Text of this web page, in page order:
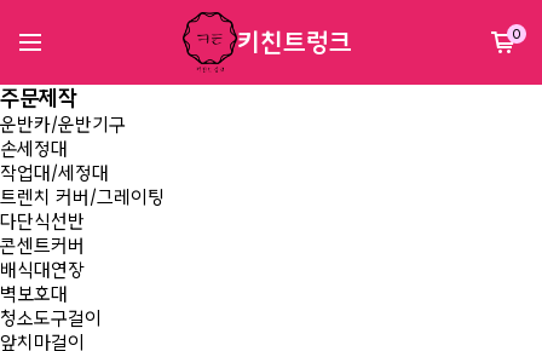
키친트렁크 0
주문제작
운반카/운반기구
손세정대
작업대/세정대
트렌치 커버/그레이팅
다단식선반
콘센트커버
배식대연장
벽보호대
청소도구걸이
앞치마걸이